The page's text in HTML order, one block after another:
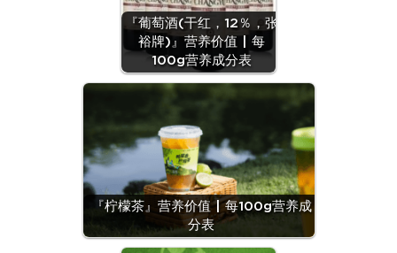
『葡萄酒(干红，12％，张
裕牌)』营养价值 | 每
100g营养成分表
『柠檬茶』营养价值 | 每100g营养成
分表